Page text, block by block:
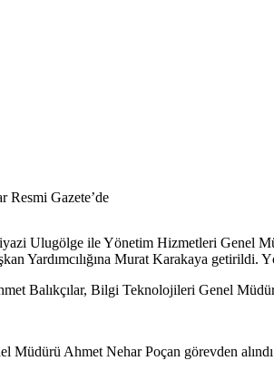
Resmi Gazete’de
Ulugölge ile Yönetim Hizmetleri Genel
Yardımcılığına Murat Karakaya
Balıkçılar, Bilgi Teknolojileri Genel
Müdürü Ahmet Nehar Poçan görevden